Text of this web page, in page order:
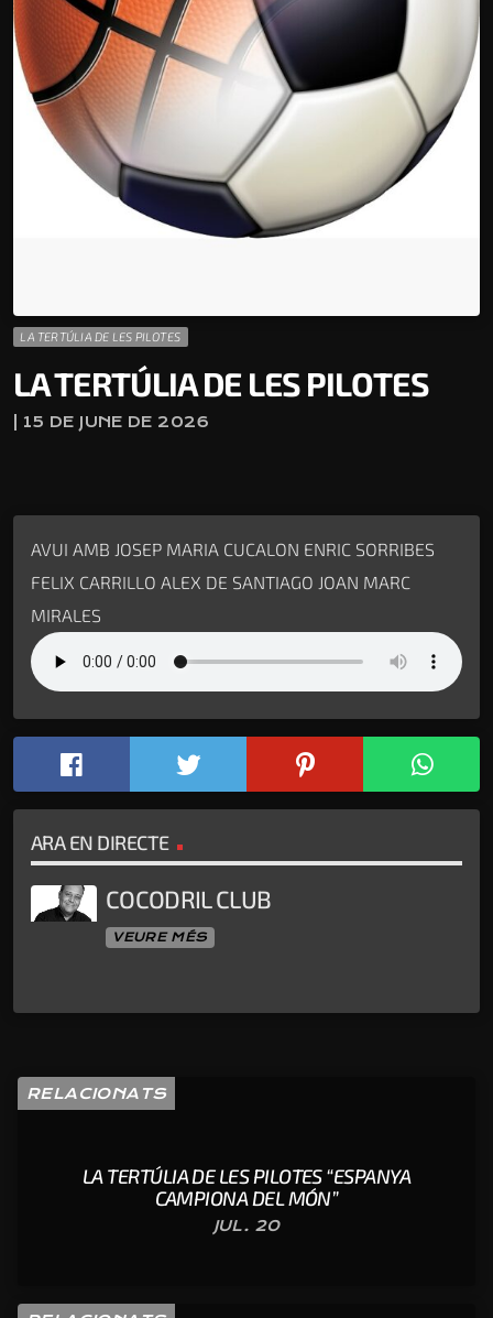
LA TERTÚLIA DE LES PILOTES
LA TERTÚLIA DE LES PILOTES
| 15 DE JUNE DE 2026
AVUI AMB JOSEP MARIA CUCALON ENRIC SORRIBES
FELIX CARRILLO ALEX DE SANTIAGO JOAN MARC
MIRALES
ARA EN DIRECTE
COCODRIL CLUB
VEURE MÉS
RELACIONATS
LA TERTÚLIA DE LES PILOTES “ESPANYA
CAMPIONA DEL MÓN”
JUL. 20